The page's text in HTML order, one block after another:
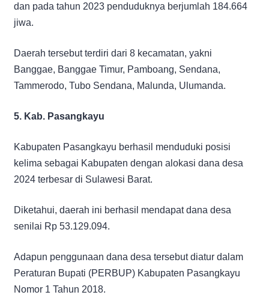
dan pada tahun 2023 penduduknya berjumlah 184.664
jiwa.
Daerah tersebut terdiri dari 8 kecamatan, yakni
Banggae, Banggae Timur, Pamboang, Sendana,
Tammerodo, Tubo Sendana, Malunda, Ulumanda.
5. Kab. Pasangkayu
Kabupaten Pasangkayu berhasil menduduki posisi
kelima sebagai Kabupaten dengan alokasi dana desa
2024 terbesar di Sulawesi Barat.
Diketahui, daerah ini berhasil mendapat dana desa
senilai Rp 53.129.094.
Adapun penggunaan dana desa tersebut diatur dalam
Peraturan Bupati (PERBUP) Kabupaten Pasangkayu
Nomor 1 Tahun 2018.